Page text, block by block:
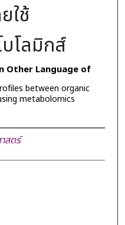
ใช้
บโลมิกส์
Other Language of
between organic
metabolomics
สตร์